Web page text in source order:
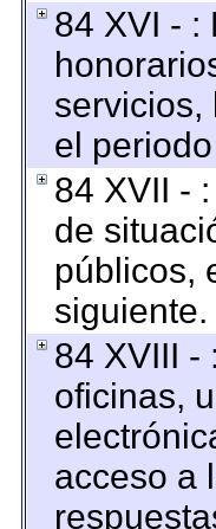
84 XVI - :
servicios,
el
84 XVII -
de
públicos,
siguiente.
84 XVIII -
oficinas,
acceso a